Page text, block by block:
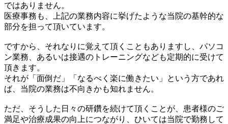
ではありません。
医療事務も、上記の業務内容に挙げたような当院の基幹的な
部分を担って頂いています。
ですから、それなりに覚えて頂くこともありますし、パソコ
ン業務、あるいは接遇のトレーニングなども定期的に受けて
頂きます。
それが「面倒だ」「なるべく楽に働きたい」という方であれ
ば、当院の業務は不向きかも知れません。
ただ、そうした日々の研鑽を続けて頂くことが、患者様のご
満足や治療成果の向上につながり、ひいては当院で勤務して